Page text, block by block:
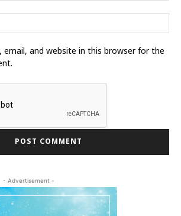
email, and website in this browser for the
- Advertisement -